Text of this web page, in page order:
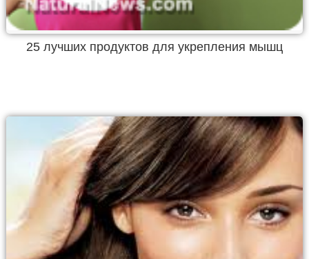
25 лучших продуктов для укрепления мышц